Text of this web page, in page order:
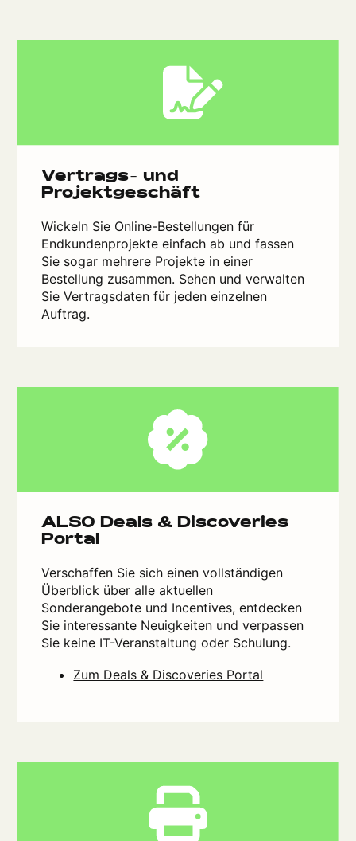
Vertrags- und
Projektgeschäft
Wickeln Sie Online-Bestellungen für
Endkundenprojekte einfach ab und fassen
Sie sogar mehrere Projekte in einer
Bestellung zusammen. Sehen und verwalten
Sie Vertragsdaten für jeden einzelnen
Auftrag.
ALSO Deals & Discoveries
Portal
Verschaffen Sie sich einen vollständigen
Überblick über alle aktuellen
Sonderangebote und Incentives, entdecken
Sie interessante Neuigkeiten und verpassen
Sie keine IT-Veranstaltung oder Schulung.
Zum Deals & Discoveries Portal